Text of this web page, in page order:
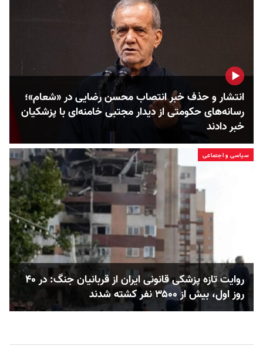
انتشار و حذف خبر انتصاب محسن رضایی در «شعام»؛
رسانه‌های حکومتی از دیدار مجتبی خامنه‌ای با پزشکیان
خبر دادند
سیاسی و اجتماعی
روایت تازه پزشکی قانونی ایران از قربانیان جنگ: در ۴۰
روز اول، بیش از ۳۵۰۰ نفر کشته شدند